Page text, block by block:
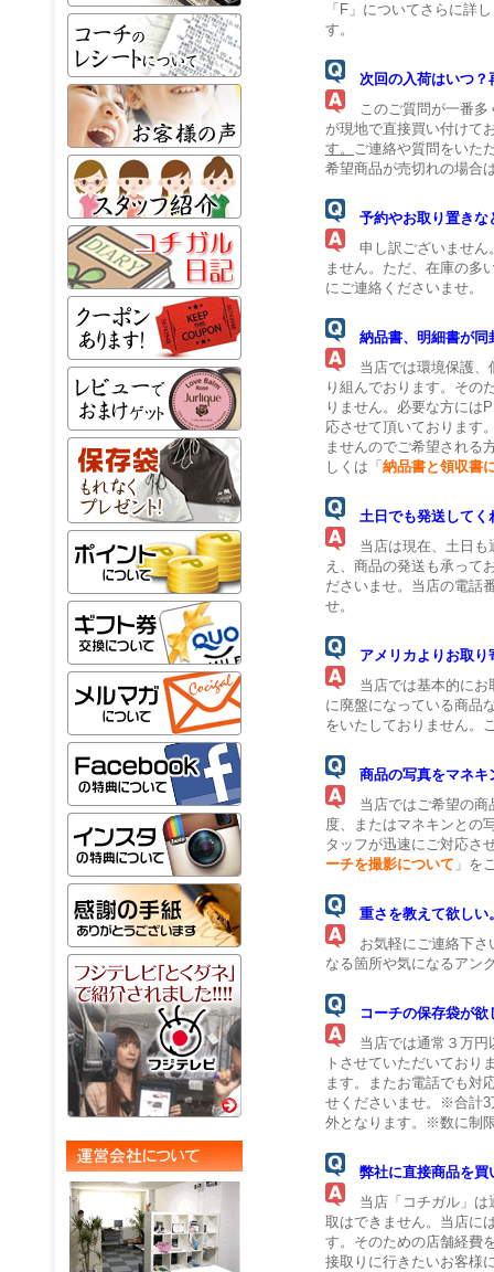
「F」についてさらに詳
す。
次回の入荷はいつ？
このご質問が一番多
が現地で直接買い付けて
す。 ご連絡や質問をいた
希望商品が売切れの場合
予約やお取り置きな
申し訳ございません
ません。ただ、在庫の多
にご連絡くださいませ。
納品書、明細書が同
当店では環境保護、
り組んでおります。その
りません。必要な方には
応させて頂いております
ませんのでご希望される
しくは「 納品書と領収書
土日でも発送してく
当店は現在、土日も
え、商品の発送も承って
ださいませ。当店の電話
せ。
アメリカよりお取
当店では基本的にお
に廃盤になっている商品
をいたしておりません。
商品の写真をマネキ
当店ではご希望の商
度、またはマネキンとの
タッフが迅速にご対応さ
ーチを撮影について 」を
重さを教えて欲しい
お気軽にご連絡下さ
なる箇所や気になるアン
コーチの保存袋が
当店では通常３万円
トさせていただいており
ます。またお電話でも対
せくださいませ。※合計3
外となります。※数に制
弊社に直接商品を買
当店「コチガル」は
取はできません。当店に
す。そのための店舗経費
接取りに行きたいお客様